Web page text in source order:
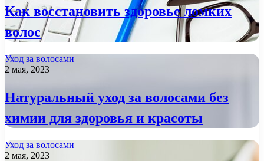
Как восстановить здоровье ломких
волос
Уход за волосами
2 мая, 2023
Натуральный уход за волосами без
химии для здоровья и красоты
Уход за волосами
2 мая, 2023